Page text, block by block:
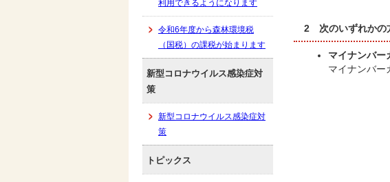
2 次のいずれかの
マイナンバー
マイナンバー
利用できるようになります
令和6年度から森林環境税
（国税）の課税が始まります
新型コロナウイルス感染症対
策
新型コロナウイルス感染症対
策
トピックス